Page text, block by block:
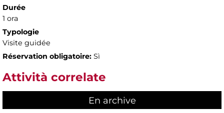
Durée
1 ora
Typologie
Visite guidée
Réservation obligatoire: Sì
Attività correlate
En archive